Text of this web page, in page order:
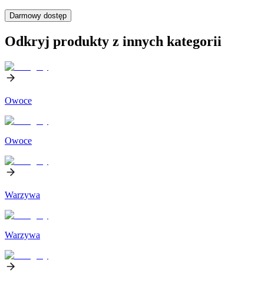
Darmowy dostęp
Odkryj produkty z innych kategorii
Owoce
Owoce
Warzywa
Warzywa